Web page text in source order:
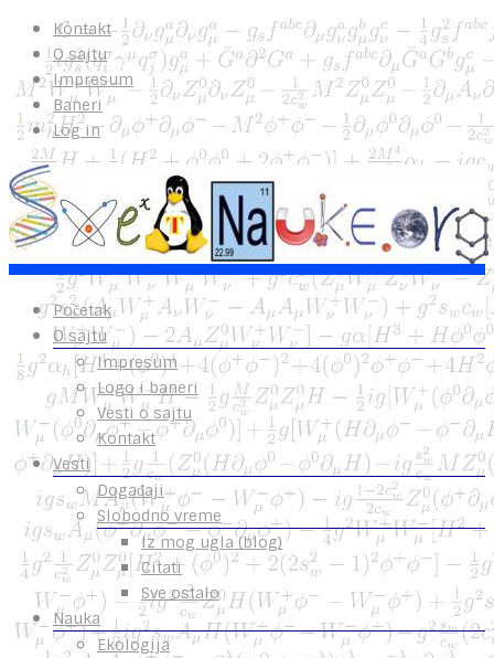
Kontakt
O sajtu
Impresum
Baneri
Log in
Početak
O sajtu
Impresum
Logo i baneri
Vesti o sajtu
Kontakt
Vesti
Događaji
Slobodno vreme
Iz mog ugla (blog)
Citati
Sve ostalo
Nauka
Ekologija